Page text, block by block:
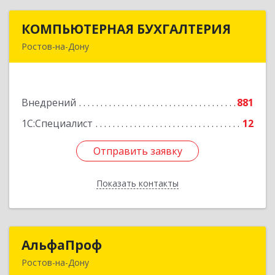
КОМПЬЮТЕРНАЯ БУХГАЛТЕРИЯ
Ростов-на-Дону
Внедрений
881
1С:Специалист
12
Отправить заявку
Показать контакты
КОМПЬЮТЕРНАЯ БУХГАЛТЕРИЯ
Подробнее
Отправить заявку
Назад
АльфаПроф
Ростов-на-Дону